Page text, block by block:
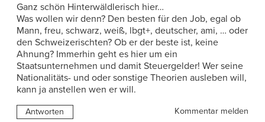
Ganz schön Hinterwäldlerisch hier…
Was wollen wir denn? Den besten für den Job, egal ob
Mann, freu, schwarz, weiß, lbgt+, deutscher, ami, … oder
den Schweizerischten? Ob er der beste ist, keine
Ahnung? Immerhin geht es hier um ein
Staatsunternehmen und damit Steuergelder! Wer seine
Nationalitäts- und oder sonstige Theorien ausleben will,
kann ja anstellen wen er will.
Antworten Kommentar melden